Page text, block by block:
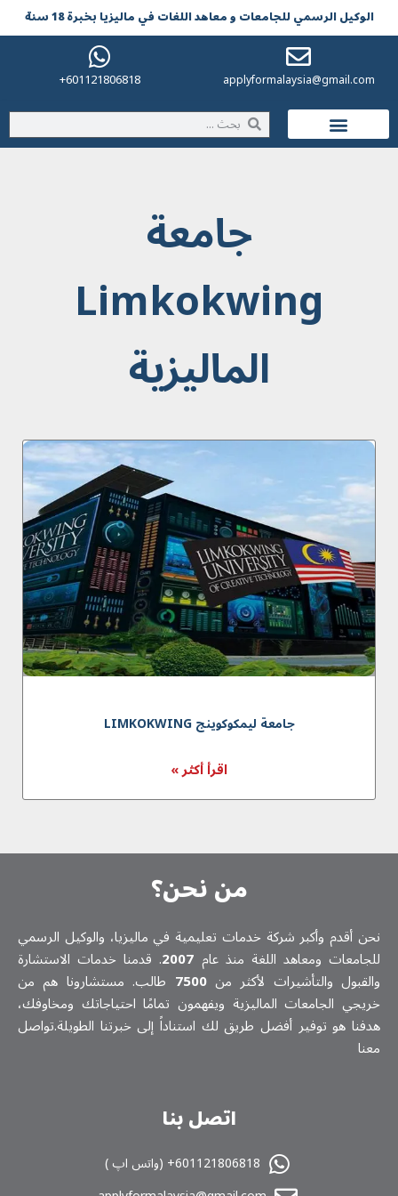
الوکیل الرسمي للجامعات و معاهد اللغات في مالیزیا بخبرة 18 سنة
applyformalaysia@gmail.com
601121806818+
جامعة
Limkokwing
الماليزية
جامعة لیمکوکوینج LIMKOKWING
اقرأ أكثر »
من نحن؟
نحن أقدم وأكبر شركة خدمات تعلیمیة في ماليزيا، والوكيل الرسمي
للجامعات ومعاهد اللغة منذ عام 2007. قدمنا خدمات الاستشارة
والقبول والتأشيرات لأكثر من7500 طالب. مستشارونا هم من
خريجي الجامعات الماليزية ويفهمون تمامًا احتياجاتك ومخاوفك،
هدفنا هو توفير أفضل طريق لك استناداً إلى خبرتنا الطويلة.تواصل
معنا
اتصل بنا
601121806818+ (واتس اپ )